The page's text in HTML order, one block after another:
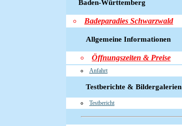
Baden-Württemberg
Badeparadies Schwarzwald
Allgemeine Informationen
Öffnungszeiten & Preise
Anfahrt
Testberichte & Bildergalerien
Testbericht